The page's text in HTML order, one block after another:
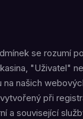
se rozumí
"Uživatel"
na našich
při
a související